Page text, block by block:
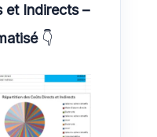
et Indirects –
👇